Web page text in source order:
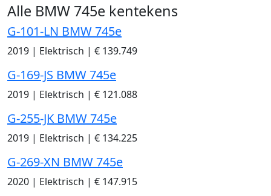
Alle BMW 745e kentekens
G-101-LN BMW 745e
2019 | Elektrisch | € 139.749
G-169-JS BMW 745e
2019 | Elektrisch | € 121.088
G-255-JK BMW 745e
2019 | Elektrisch | € 134.225
G-269-XN BMW 745e
2020 | Elektrisch | € 147.915